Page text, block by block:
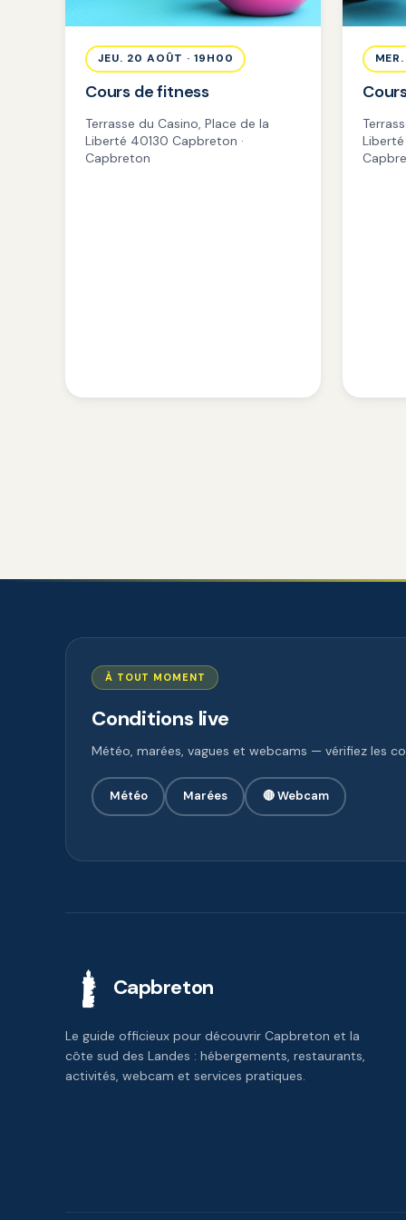
JEU. 20 AOÛT · 19H00
Cours de fitness
Terrasse du Casino, Place de la
Liberté 40130 Capbreton ·
Capbreton
À TOUT MOMENT
Conditions live
Météo, marées, vagues et webcams — vérifiez les
Météo Marées 🔴 Webcam
Capbreton
Le guide officieux pour découvrir Capbreton et la
côte sud des Landes : hébergements, restaurants,
activités, webcam et services pratiques.